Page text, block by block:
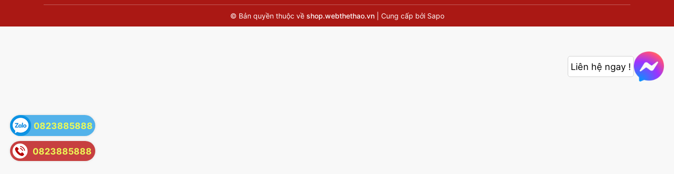
© Bản quyền thuộc về shop.webthethao.vn Cung cấp bởi Sapo
0823885888
0823885888
Liên hệ ngay !